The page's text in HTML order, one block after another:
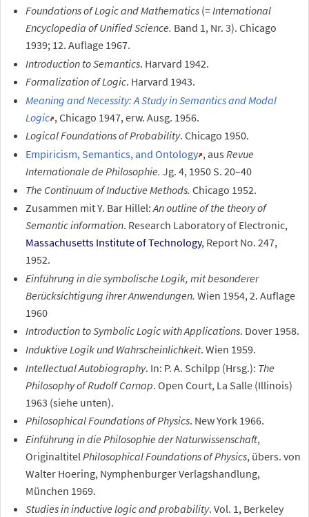
Foundations of Logic and Mathematics(=International
Encyclopedia of Unified Science. Band 1, Nr. 3). Chicago
1939; 12. Auflage 1967.
Introduction to Semantics. Harvard 1942.
Formalization of Logic. Harvard 1943.
Meaning and Necessity: A Study in Semantics and Modal
Logic , Chicago 1947, erw. Ausg. 1956.
Logical Foundations of Probability. Chicago 1950.
Empiricism, Semantics, and Ontology , aus Revue
Internationale de Philosophie. Jg. 4, 1950 S. 20–40
The Continuum of Inductive Methods. Chicago 1952.
Zusammen mit Y. Bar Hillel:An outline of the theory of
Semantic information. Research Laboratory of Electronic,
Massachusetts Institute of Technology, Report No. 247,
1952.
Einführung in die symbolische Logik, mit besonderer
Berücksichtigung ihrer Anwendungen. Wien 1954, 2. Auflage
1960
Introduction to Symbolic Logic with Applications. Dover 1958.
Induktive Logik und Wahrscheinlichkeit. Wien 1959.
Intellectual Autobiography. In: P. A. Schilpp (Hrsg.): The
Philosophy of Rudolf Carnap. Open Court, La Salle (Illinois)
1963 (siehe unten).
Philosophical Foundations of Physics. New York 1966.
Einführung in die Philosophie der Naturwissenschaft,
Originaltitel Philosophical Foundations of Physics, übers. von
Walter Hoering, Nymphenburger Verlagshandlung,
München 1969.
Studies in inductive logic and probability. Vol. 1, Berkeley